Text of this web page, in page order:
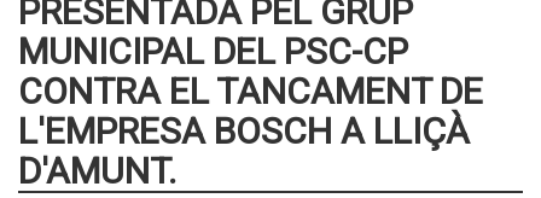
PRESENTADA PEL GRUP
MUNICIPAL DEL PSC-CP
CONTRA EL TANCAMENT DE
L'EMPRESA BOSCH A LLIÇÀ
D'AMUNT.